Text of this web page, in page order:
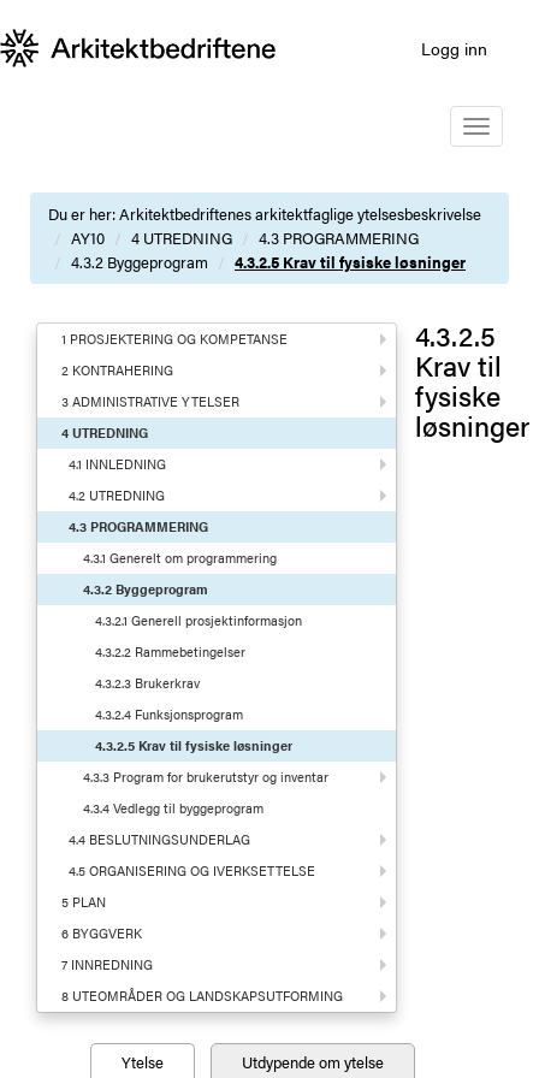
Logg inn
Toggle
Du er her:Arkitektbedriftenes arkitektfaglige ytelsesbeskrivelse
AY10
4 UTREDNING
4.3 PROGRAMMERING
4.3.2 Byggeprogram
4.3.2.5 Krav til fysiske løsninger
1 PROSJEKTERING OG KOMPETANSE
2 KONTRAHERING
3 ADMINISTRATIVE YTELSER
4 UTREDNING
4.1 INNLEDNING
4.2 UTREDNING
4.3 PROGRAMMERING
4.3.1 Generelt om programmering
4.3.2 Byggeprogram
4.3.2.1 Generell prosjektinformasjon
4.3.2.2 Rammebetingelser
4.3.2.3 Brukerkrav
4.3.2.4 Funksjonsprogram
4.3.2.5 Krav til fysiske løsninger
4.3.3 Program for brukerutstyr og inventar
4.3.4 Vedlegg til byggeprogram
4.4 BESLUTNINGSUNDERLAG
4.5 ORGANISERING OG IVERKSETTELSE
5 PLAN
6 BYGGVERK
7 INNREDNING
8 UTEOMRÅDER OG LANDSKAPSUTFORMING
4.3.2.5
Krav til
fysiske
løsninger
Ytelse Utdypende om ytelse